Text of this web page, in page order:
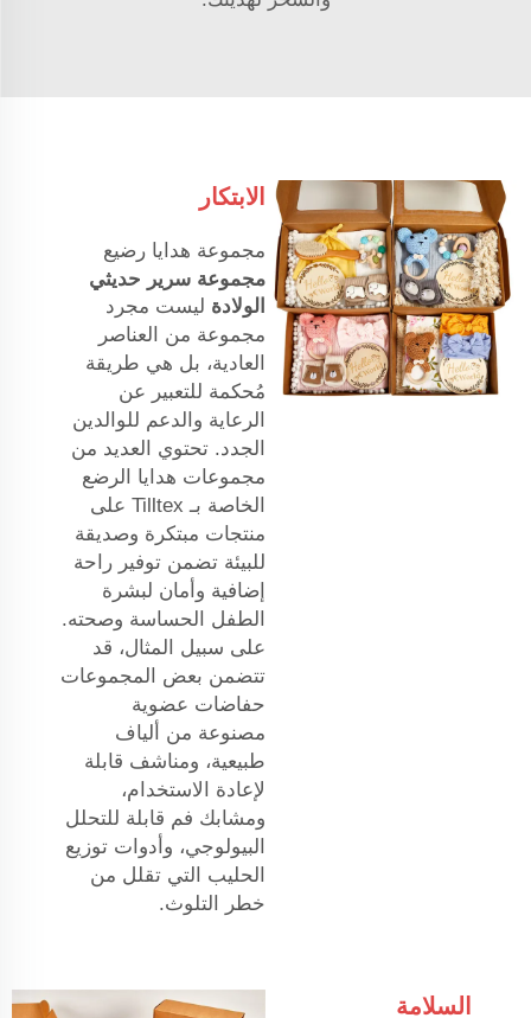
الابتكار
مجموعة هدايا رضيع
مجموعة سرير حديثي
الولادة ليست مجرد
مجموعة من العناصر
العادية، بل هي طريقة
مُحكمة للتعبير عن
الرعاية والدعم للوالدين
الجدد. تحتوي العديد من
مجموعات هدايا الرضع
الخاصة بـ Tilltex على
منتجات مبتكرة وصديقة
للبيئة تضمن توفير راحة
إضافية وأمان لبشرة
الطفل الحساسة وصحته.
على سبيل المثال، قد
تتضمن بعض المجموعات
حفاضات عضوية
مصنوعة من ألياف
طبيعية، ومناشف قابلة
لإعادة الاستخدام،
ومشابك فم قابلة للتحلل
البيولوجي، وأدوات توزيع
الحليب التي تقلل من
خطر التلوث.
السلامة